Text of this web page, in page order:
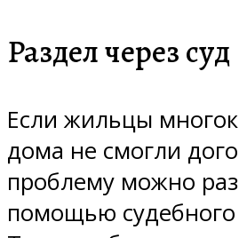
Раздел через суд
Если жильцы
дома не смогли
проблему можно
помощью